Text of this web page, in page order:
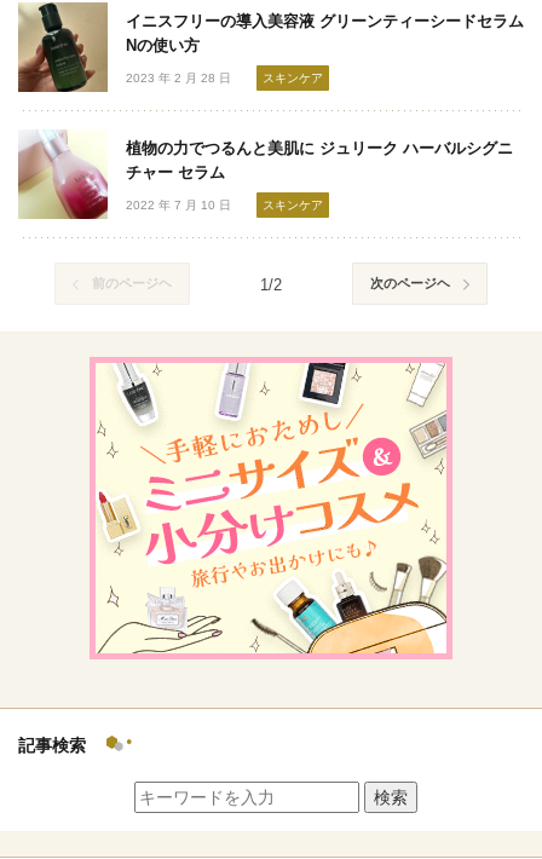
イニスフリーの導入美容液 グリーンティーシードセラム
Nの使い方
2023 年 2 月 28 日 スキンケア
植物の力でつるんと美肌に ジュリーク ハーバルシグニ
チャー セラム
2022 年 7 月 10 日 スキンケア
前のページヘ 1/2 次のページヘ
記事検索
検索